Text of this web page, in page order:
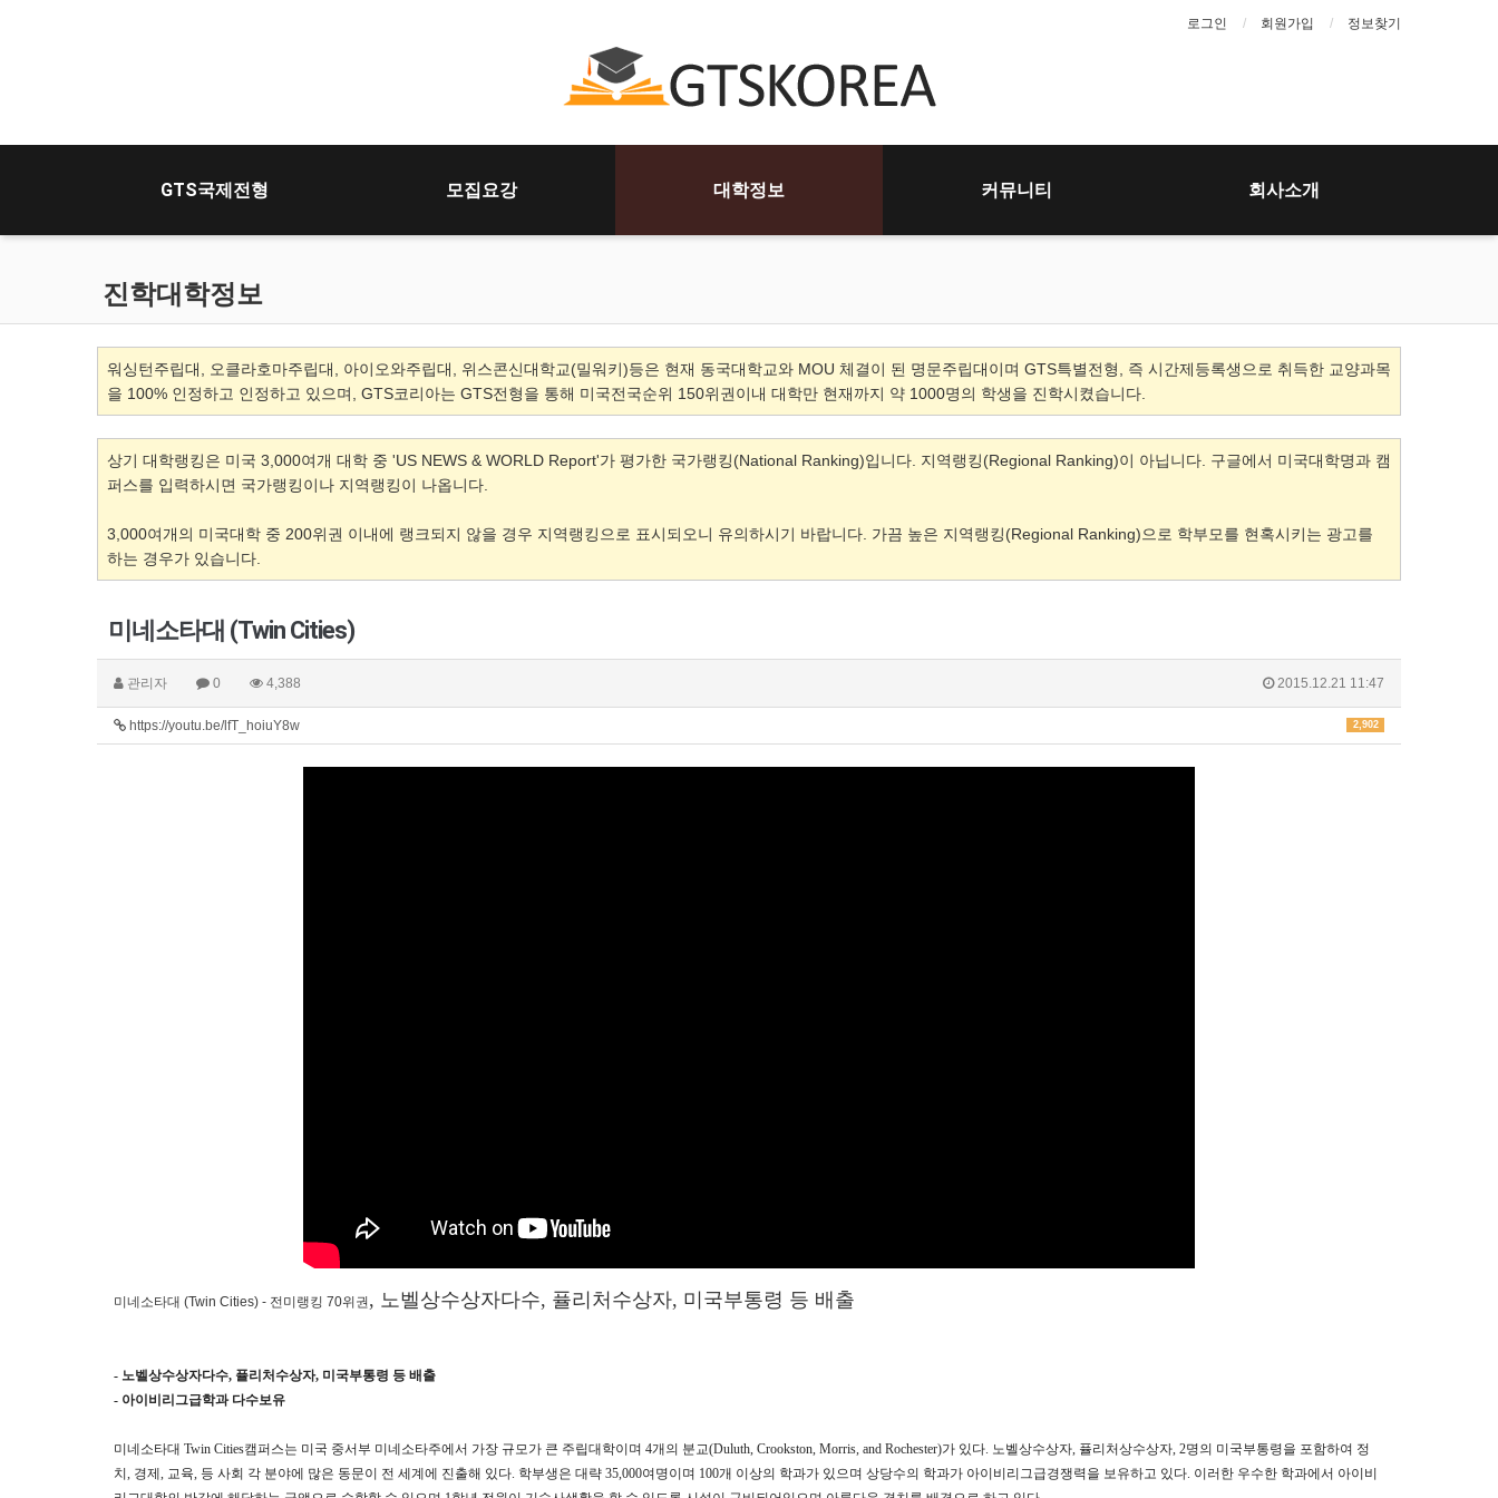
로그인 회원가입 정보찾기
GTS국제전형 모집요강 대학정보 커뮤니티 회사소개
진학대학정보
워싱턴주립대, 오클라호마주립대, 아이오와주립대, 위스콘신대학교(밀워키)등은 현재 동국대학교와 MOU 체결이 된 명문주립대이며 GTS특별전형, 즉 시간제등록생으로 취득한 교양과목
을 100% 인정하고 인정하고 있으며, GTS코리아는 GTS전형을 통해 미국전국순위 150위권이내 대학만 현재까지 약 1000명의 학생을 진학시켰습니다.
상기 대학랭킹은 미국 3,000여개 대학 중 'US NEWS & WORLD Report'가 평가한 국가랭킹(National Ranking)입니다. 지역랭킹(Regional Ranking)이 아닙니다. 구글에서 미국대학명과 캠
퍼스를 입력하시면 국가랭킹이나 지역랭킹이 나옵니다.
3,000여개의 미국대학 중 200위권 이내에 랭크되지 않을 경우 지역랭킹으로 표시되오니 유의하시기 바랍니다. 가끔 높은 지역랭킹(Regional Ranking)으로 학부모를 현혹시키는 광고를
하는 경우가 있습니다.
미네소타대 (Twin Cities)
관리자 0 4,388 2015.12.21 11:47
2,902
https://youtu.be/lfT_hoiuY8w
미네소타대 (Twin Cities) - 전미랭킹 70위권 , 노벨상수상자다수, 퓰리처수상자, 미국부통령 등 배출
- 노벨상수상자다수, 퓰리처수상자, 미국부통령 등 배출
- 아이비리그급학과 다수보유
미네소타대 Twin Cities캠퍼스는 미국 중서부 미네소타주에서 가장 규모가 큰 주립대학이며 4개의 분교(Duluth, Crookston, Morris, and Rochester)가 있다. 노벨상수상자, 퓰리처상수상자, 2명의 미국부통령을 포함하여 정
치, 경제, 교육, 등 사회 각 분야에 많은 동문이 전 세계에 진출해 있다. 학부생은 대략 35,000여명이며 100개 이상의 학과가 있으며 상당수의 학과가 아이비리그급경쟁력을 보유하고 있다. 이러한 우수한 학과에서 아이비